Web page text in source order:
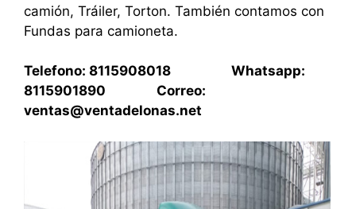
camión, Tráiler, Torton. También contamos con
Fundas para camioneta.
Telefono: 8115908018 Whatsapp:
8115901890 Correo:
ventas@ventadelonas.net